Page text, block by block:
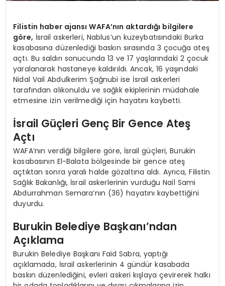
Filistin haber ajansı WAFA’nın aktardığı bilgilere
göre, İsrail askerleri, Nablus’un kuzeybatısındaki Burka
kasabasına düzenlediği baskın sırasında 3 çocuğa ateş
açtı. Bu saldırı sonucunda 13 ve 17 yaşlarındaki 2 çocuk
yaralanarak hastaneye kaldırıldı. Ancak, 16 yaşındaki
Nidal Vail Abdulkerim Şağnubi ise İsrail askerleri
tarafından alıkonuldu ve sağlık ekiplerinin müdahale
etmesine izin verilmediği için hayatını kaybetti.
İsrail Güçleri Genç Bir Gence Ateş
Açtı
WAFA’nın verdiği bilgilere göre, İsrail güçleri, Burukin
kasabasının El-Balata bölgesinde bir gence ateş
açtıktan sonra yaralı halde gözaltına aldı. Ayrıca, Filistin
Sağlık Bakanlığı, İsrail askerlerinin vurduğu Nail Sami
Abdurrahman Semara’nın (36) hayatını kaybettiğini
duyurdu.
Burukin Belediye Başkanı’ndan
Açıklama
Burukin Belediye Başkanı Faid Sabra, yaptığı
açıklamada, İsrail askerlerinin 4 gündür kasabada
baskın düzenlediğini, evleri askeri kışlaya çevirerek halkı